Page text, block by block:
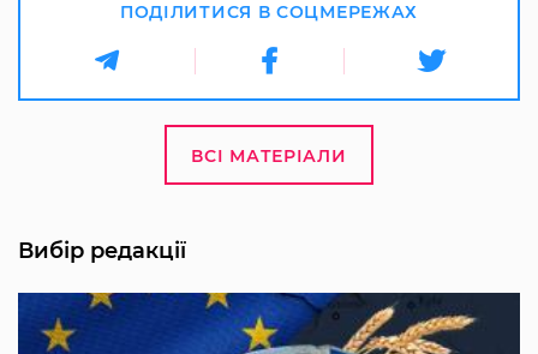
ПОДІЛИТИСЯ В СОЦМЕРЕЖАХ
ВСІ МАТЕРІАЛИ
Вибір редакції